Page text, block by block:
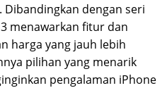
dengan seri
menawarkan fitur dan
harga yang jauh lebih
pilihan yang menarik
pengalaman iPhone